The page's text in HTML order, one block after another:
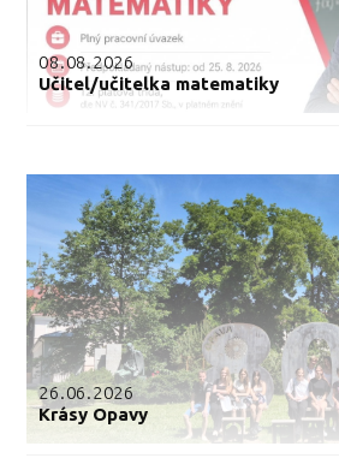
08.08.2026
Učitel/učitelka matematiky
26.06.2026
Krásy Opavy